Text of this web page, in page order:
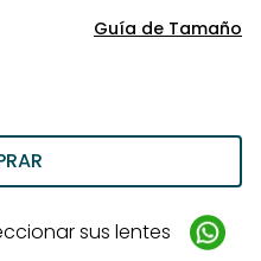
Guía de Tamaño
sus lentes